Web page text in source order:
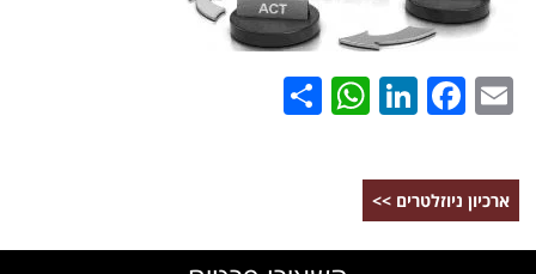
Email
Facebook
LinkedIn
WhatsApp
ארכיון ניוזלטרים >>